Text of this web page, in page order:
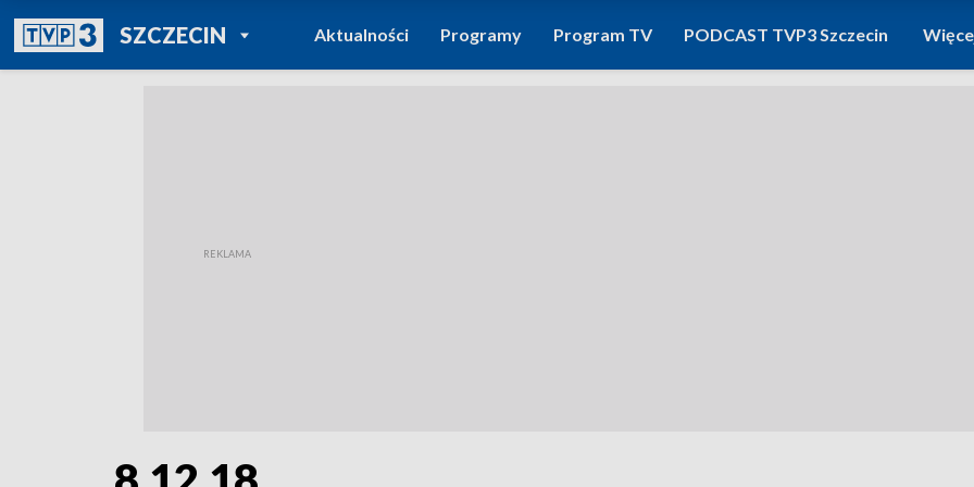
SZCZECINPOWRÓT DO
TVP REGIONY
Aktualności Programy Program TV PODCAST TVP3 Szczecin